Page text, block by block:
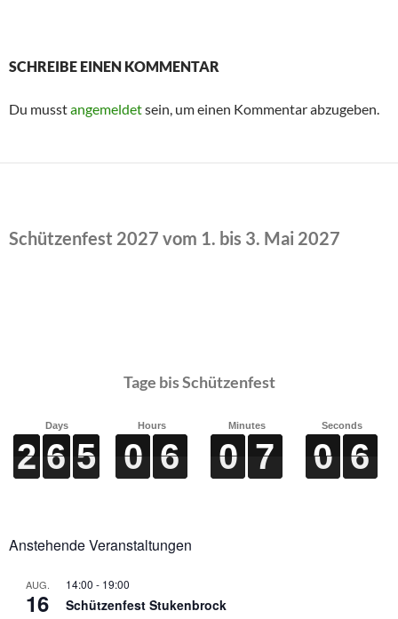
SCHREIBE EINEN KOMMENTAR
Du musstangemeldetsein, um einen Kommentar abzugeben.
Schützenfest 2027 vom 1. bis 3. Mai 2027
Tage bis Schützenfest
Days
2
2
2
2 6
6
6
6 5
5
5
5
Hours
0
0
0
0 6
6
6
6
Minutes
0
0
0
0 7
7
7
7
Seconds
0
0
0
0 5
6
5
6
Anstehende Veranstaltungen
AUG.
16
14:00 - 19:00
Schützenfest Stukenbrock